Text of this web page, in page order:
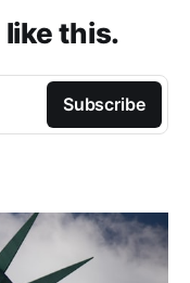
like this.
Subscribe